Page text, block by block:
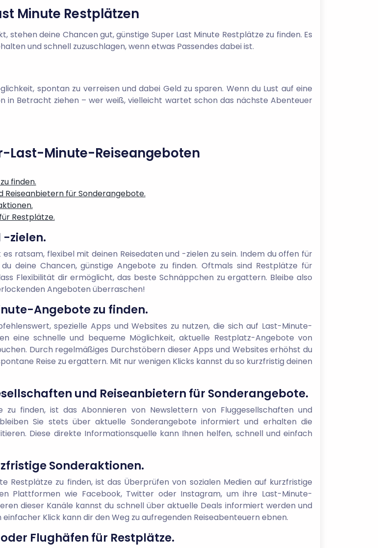
Minute Restplätzen
stehen deine Chancen gut, günstige Super Last Minute Restplätze zu finden. Es
und schnell zuzuschlagen, wenn etwas Passendes dabei ist.
spontan zu verreisen und dabei Geld zu sparen. Wenn du Lust auf eine
in Betracht ziehen – wer weiß, vielleicht wartet schon das nächste Abenteuer
Last-Minute-Reiseangeboten
finden.
Reiseanbietern für Sonderangebote.
Restplätze.
-zielen.
ratsam, flexibel mit deinen Reisedaten und -zielen zu sein. Indem du offen für
deine Chancen, günstige Angebote zu finden. Oftmals sind Restplätze für
Flexibilität dir ermöglicht, das beste Schnäppchen zu ergattern. Bleibe also
Angeboten überraschen!
Angebote zu finden.
spezielle Apps und Websites zu nutzen, die sich auf Last-Minute-
eine schnelle und bequeme Möglichkeit, aktuelle Restplatz-Angebote von
Durch regelmäßiges Durchstöbern dieser Apps und Websites erhöhst du
Reise zu ergattern. Mit nur wenigen Klicks kannst du so kurzfristig deinen
und Reiseanbietern für Sonderangebote.
finden, ist das Abonnieren von Newslettern von Fluggesellschaften und
Sie stets über aktuelle Sonderangebote informiert und erhalten die
Diese direkte Informationsquelle kann Ihnen helfen, schnell und einfach
Sonderaktionen.
Restplätze zu finden, ist das Überprüfen von sozialen Medien auf kurzfristige
Plattformen wie Facebook, Twitter oder Instagram, um ihre Last-Minute-
dieser Kanäle kannst du schnell über aktuelle Deals informiert werden und
Klick kann dir den Weg zu aufregenden Reiseabenteuern ebnen.
Flughäfen für Restplätze.